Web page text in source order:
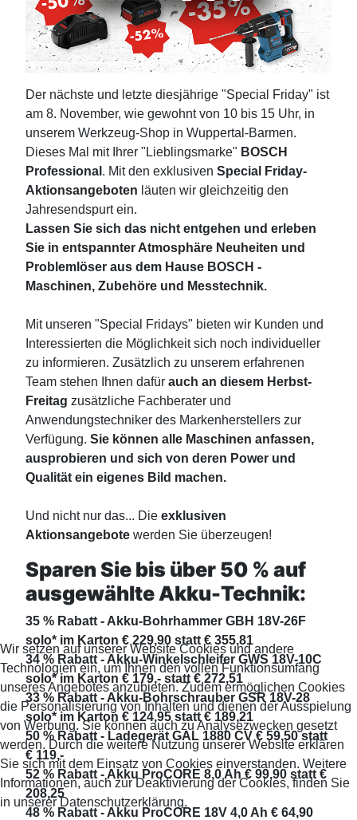
Der nächste und letzte diesjährige "Special Friday" ist
am 8. November, wie gewohnt von 10 bis 15 Uhr, in
unserem Werkzeug-Shop in Wuppertal-Barmen.
Dieses Mal mit Ihrer "Lieblingsmarke" BOSCH
Professional . Mit den exklusiven Special Friday-
Aktionsangeboten läuten wir gleichzeitig den
Jahresendspurt ein.
Lassen Sie sich das nicht entgehen und erleben
Sie in entspannter Atmosphäre Neuheiten und
Problemlöser aus dem Hause BOSCH -
Maschinen, Zubehöre und Messtechnik.
Mit unseren "Special Fridays" bieten wir Kunden und
Interessierten die Möglichkeit sich noch individueller
zu informieren. Zusätzlich zu unserem erfahrenen
Team stehen Ihnen dafür auch an diesem Herbst-
Freitag zusätzliche Fachberater und
Anwendungstechniker des Markenherstellers zur
Verfügung. Sie können alle Maschinen anfassen,
ausprobieren und sich von deren Power und
Qualität ein eigenes Bild machen.
Und nicht nur das... Die exklusiven
Aktionsangebote werden Sie überzeugen!
Sparen Sie bis über 50 % auf
ausgewählte Akku-Technik:
35 % Rabatt - Akku-Bohrhammer GBH 18V-26F
solo* im Karton € 229,90 statt € 355,81
34 % Rabatt - Akku-Winkelschleifer GWS 18V-10C
solo* im Karton € 179,- statt € 272,51
33 % Rabatt - Akku-Bohrschrauber GSR 18V-28
solo* im Karton € 124,95 statt € 189,21
50 % Rabatt - Ladegerät GAL 1880 CV € 59,50 statt
€ 119,-
52 % Rabatt - Akku ProCORE 8,0 Ah € 99,90 statt €
208,25
48 % Rabatt - Akku ProCORE 18V 4,0 Ah € 64,90
Wir setzen auf unserer Website Cookies und andere
Technologien ein, um Ihnen den vollen Funktionsumfang
unseres Angebotes anzubieten. Zudem ermöglichen Cookies
die Personalisierung von Inhalten und dienen der Ausspielung
von Werbung. Sie können auch zu Analysezwecken gesetzt
werden. Durch die weitere Nutzung unserer Website erklären
Sie sich mit dem Einsatz von Cookies einverstanden. Weitere
Informationen, auch zur Deaktivierung der Cookies, finden Sie
in unserer Datenschutzerklärung.